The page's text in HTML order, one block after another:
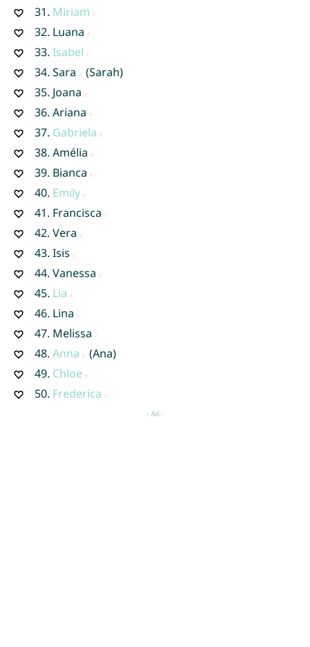
31. Miriam
32. Luana
33. Isabel
34. Sara
(Sarah)
35. Joana
36. Ariana
37. Gabriela
38. Amélia
39. Bianca
40. Emily
41. Francisca
42. Vera
43. Isis
44. Vanessa
45. Lia
46. Lina
47. Melissa
48. Anna
(Ana)
49. Chloe
50. Frederica